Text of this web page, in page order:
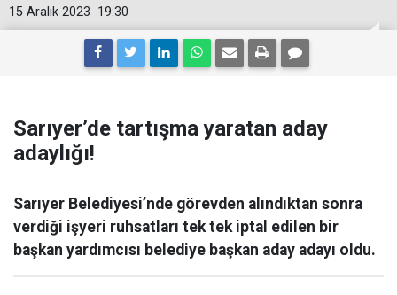
19:30
15 Aralık 2023
Sarıyer’de tartışma yaratan aday
adaylığı!
Sarıyer Belediyesi’nde görevden alındıktan sonra
verdiği işyeri ruhsatları tek tek iptal edilen bir
başkan yardımcısı belediye başkan aday adayı oldu.